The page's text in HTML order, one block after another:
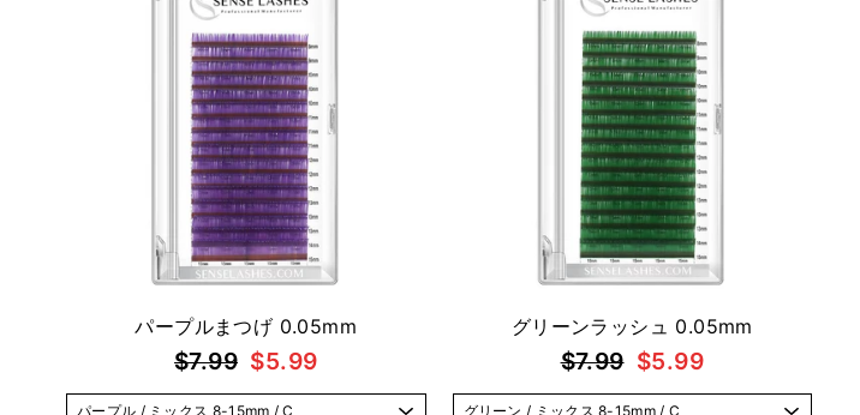
パープルまつげ 0.05mm
通
常
$7.99 セ
ー
$5.99
グリーンラッシュ 0.05mm
通
常
$7.99 セ
ー
$5.99